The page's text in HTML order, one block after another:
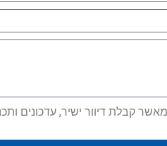
קבלת דיוור ישיר, עדכונים